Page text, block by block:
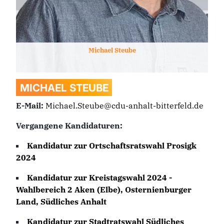
Michael Steube
MICHAEL STEUBE
E-Mail: Michael.Steube@cdu-anhalt-bitterfeld.de
Vergangene Kandidaturen:
Kandidatur zur Ortschaftsratswahl Prosigk
2024
Kandidatur zur Kreistagswahl 2024 -
Wahlbereich 2 Aken (Elbe), Osternienburger
Land, Südliches Anhalt
Kandidatur zur Stadtratswahl Südliches